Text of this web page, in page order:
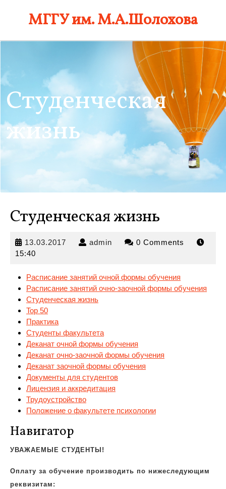
МГГУ им. М.А.Шолохова
Студенческая
жизнь
Студенческая жизнь
13.03.2017 13.03.2017
admin admin 0 Comments
15:40
Расписание занятий очной формы обучения
Расписание занятий очно-заочной формы обучения
Студенческая жизнь
Top 50
Практика
Студенты факультета
Деканат очной формы обучения
Деканат очно-заочной формы обучения
Деканат заочной формы обучения
Документы для студентов
Лицензия и аккредитация
Трудоустройство
Положение о факультете психологии
Навигатор
УВАЖАЕМЫЕ СТУДЕНТЫ!
Оплату за обучение производить по нижеследующим
реквизитам: